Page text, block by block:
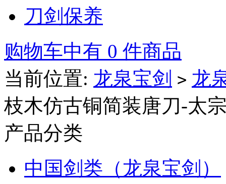
刀剑保养
购物车中有 0 件商品
当前位置: 龙泉宝剑 > 龙
枝木仿古铜简装唐刀-太
产品分类
中国剑类（龙泉宝剑）